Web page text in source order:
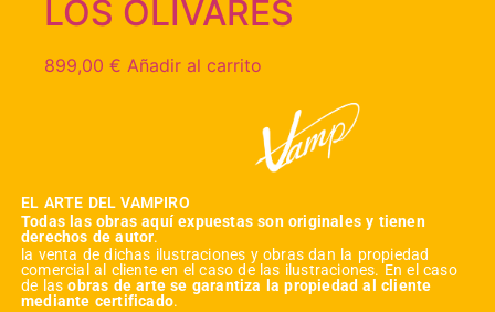
LOS OLIVARES
899,00 € Añadir al carrito
EL ARTE DEL VAMPIRO
Todas las obras aquí expuestas son originales y tienen
derechos de autor.
la venta de dichas ilustraciones y obras dan la propiedad
comercial al cliente en el caso de las ilustraciones. En el caso
de lasobras de arte se garantiza la propiedad al cliente
mediante certificado.